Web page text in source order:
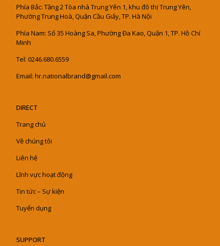
Phía Bắc: Tầng 2 Tòa nhà Trung Yên 1, khu đô thị Trung Yên,
Phường Trung Hoà, Quận Cầu Giấy, TP. Hà Nội
Phía Nam: Số 35 Hoàng Sa, Phường Đa Kao, Quận 1, TP. Hồ Chí
Minh
Tel: 0246.680.6559
Email: hr.nationalbrand@gmail.com
DIRECT
Trang chủ
Về chúng tôi
Liên hệ
Lĩnh vực hoạt động
Tin tức – Sự kiện
Tuyển dụng
SUPPORT